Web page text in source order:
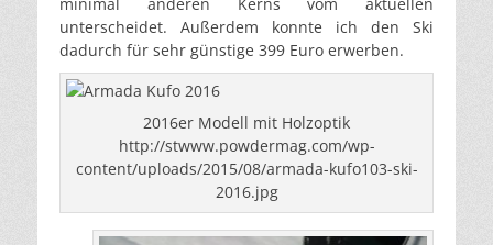
unterscheidet. Außerdem konnte ich den Ski
dadurch für sehr günstige 399 Euro erwerben.
2016er Modell mit Holzoptik
http://stwww.powdermag.com/wp-
content/uploads/2015/08/armada-kufo103-ski-
2016.jpg